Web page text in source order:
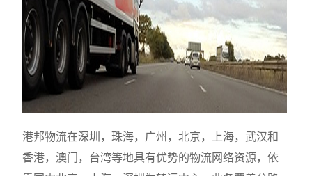
港邦物流在深圳，珠海，广州，北京，上海，武汉和
香港，澳门，台湾等地具有优势的物流网络资源，依